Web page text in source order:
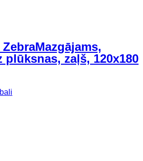
Mazgājams,
plūksnas, zaļš, 120x180